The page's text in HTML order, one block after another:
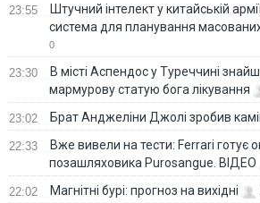
23:55
Штучний інтелект у китайській
система для планування масованих
0
23:30
В місті Аспендос у Туреччині
мармурову статую бога лікування
23:02 Брат Анджеліни Джолі зробив
22:33
Вже вивели на тести: Ferrari готує
позашляховика Purosangue. ВІДЕО
22:02 Магнітні бурі: прогноз на вихідні